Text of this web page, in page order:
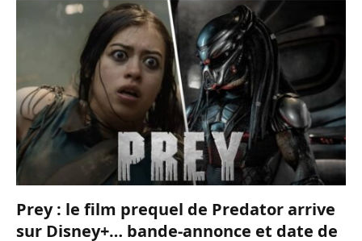
Prey : le film prequel de Predator arrive
sur Disney+… bande-annonce et date de